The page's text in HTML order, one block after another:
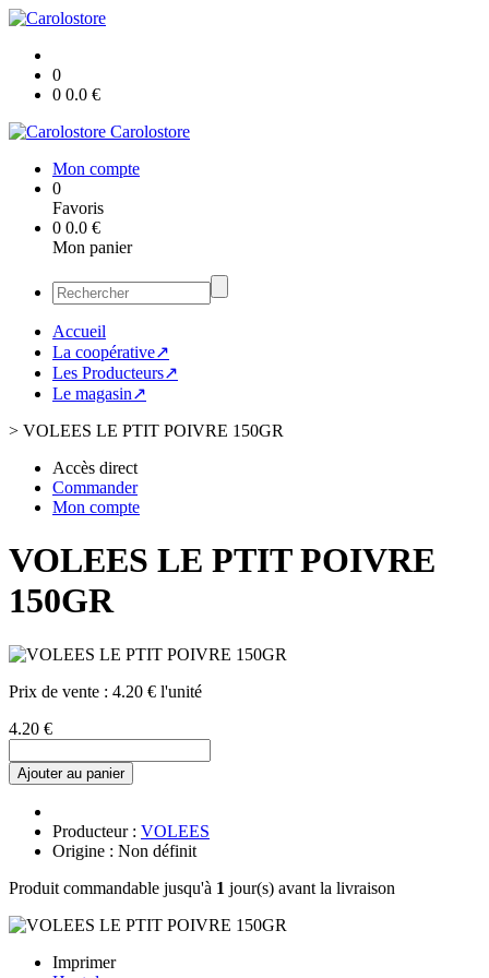
0
0 0.0 €
Carolostore
Mon compte
0
Favoris
0 0.0 €
Mon panier
Accueil
La coopérative↗
Les Producteurs↗
Le magasin↗
> VOLEES LE PTIT POIVRE 150GR
Accès direct
Commander
Mon compte
VOLEES LE PTIT POIVRE
150GR
Prix de vente : 4.20 € l'unité
4.20 €
Ajouter au panier
Producteur : VOLEES
Origine : Non définit
Produit commandable jusqu'à 1 jour(s) avant la livraison
Imprimer